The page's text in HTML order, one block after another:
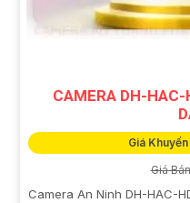
CAMERA DH-
Giá
Giá
Camera An Ninh DH-HAC-